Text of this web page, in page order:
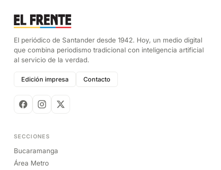
El periódico de Santander desde 1942. Hoy, un medio digital
que combina periodismo tradicional con inteligencia artificial
al servicio de la verdad.
Edición impresa Contacto
SECCIONES
Bucaramanga
Área Metro